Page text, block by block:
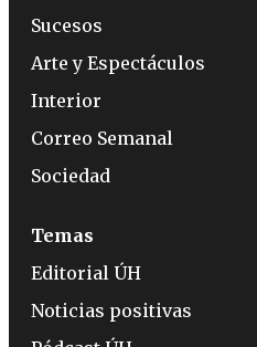
Sucesos
Arte y Espectáculos
Interior
Correo Semanal
Sociedad
Temas
Editorial ÚH
Noticias positivas